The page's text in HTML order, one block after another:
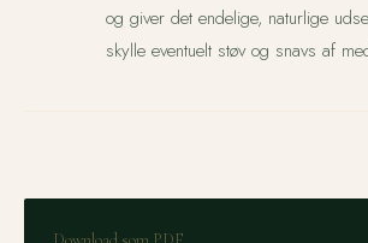
og giver det endelige, naturlige
skylle eventuelt støv og snavs af